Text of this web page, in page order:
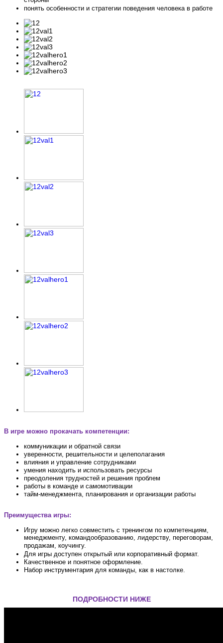
понять особенности и стратегии поведения человека в работе
В игре можно прокачать компетенции:
коммуникации и обратной связи
уверенности, решительности и целеполагания
влияния и управление сотрудниками
умения находить и использовать ресурсы
преодоления трудностей и решения проблем
работы в команде и самомотивации
тайм-менеджмента , планирования и организации работы
Преимущества игры:
Игру можно легко совместить с тренингом по компетенциям,
менеджменту, командообразованию, лидерству, переговорам,
продажам, коучингу.
Для игры доступен открытый или корпоративный формат.
Качественное и понятное оформление.
Набор инструментария для команды, как в настолке.
ПОДРОБНОСТИ НИЖЕ